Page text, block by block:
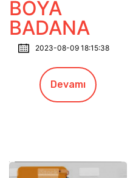
BOYA
BADANA
2023-08-09 18:15:38
Devamı